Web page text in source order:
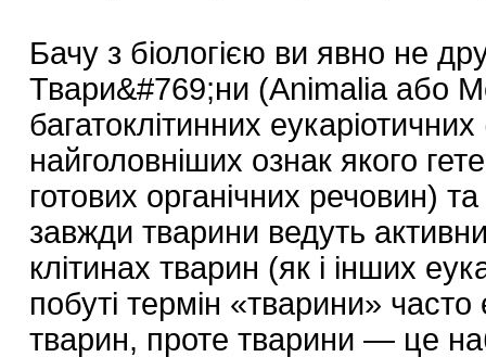
Бачу з біологією ви явно не
Твари&#769;ни (Animalia або
багатоклітинних
найголовніших ознак якого
готових органічних речовин)
завжди тварини ведуть
клітинах тварин (як і інших
побуті термін «тварини» часто
тварин, проте тварини — це